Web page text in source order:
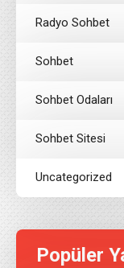
Radyo Sohbet
Sohbet
Sohbet Odaları
Sohbet Sitesi
Uncategorized
Popüler